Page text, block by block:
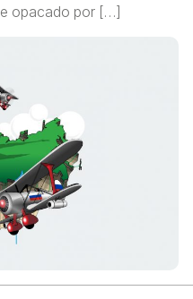
opacado por […]